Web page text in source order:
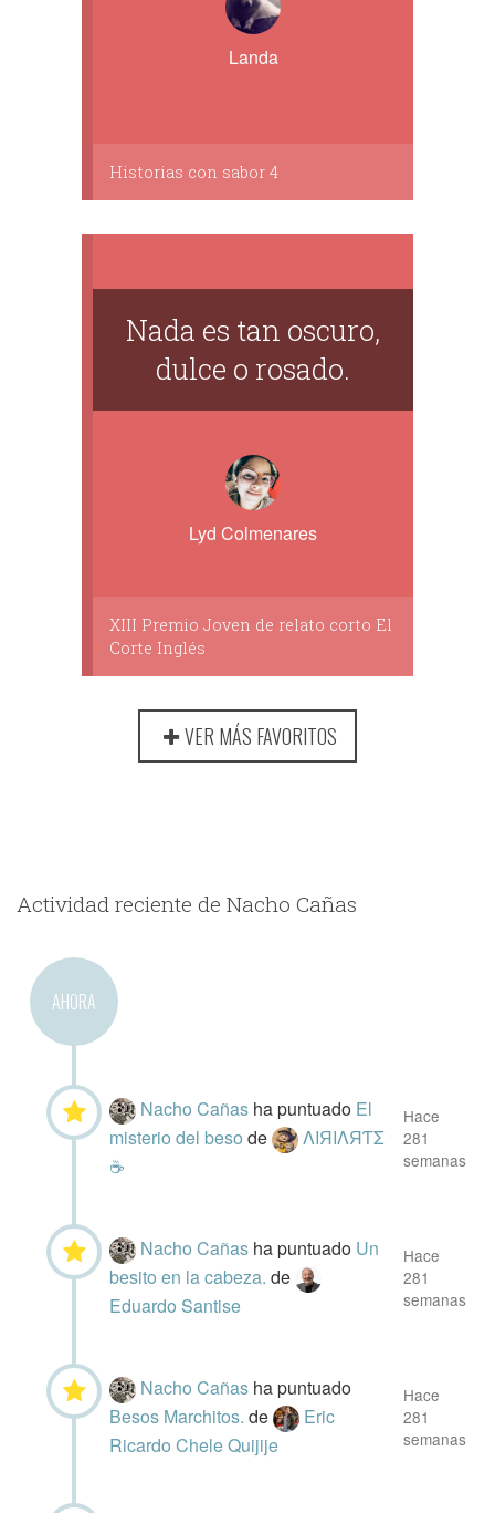
Landa
Historias con sabor 4
Nada es tan oscuro,
dulce o rosado.
Lyd Colmenares
XIII Premio Joven de relato corto El
Corte Inglés
VER MÁS FAVORITOS
Actividad reciente de Nacho Cañas
AHORA
Nacho Cañas ha puntuado El
misterio del besode
ΛIЯIΛЯƬΣ
☕
Hace
281
semanas
Nacho Cañas ha puntuado Un
besito en la cabeza.de
Eduardo Santise
Hace
281
semanas
Nacho Cañas ha puntuado
Besos Marchitos.de
Eric
Ricardo Chele Quijije
Hace
281
semanas